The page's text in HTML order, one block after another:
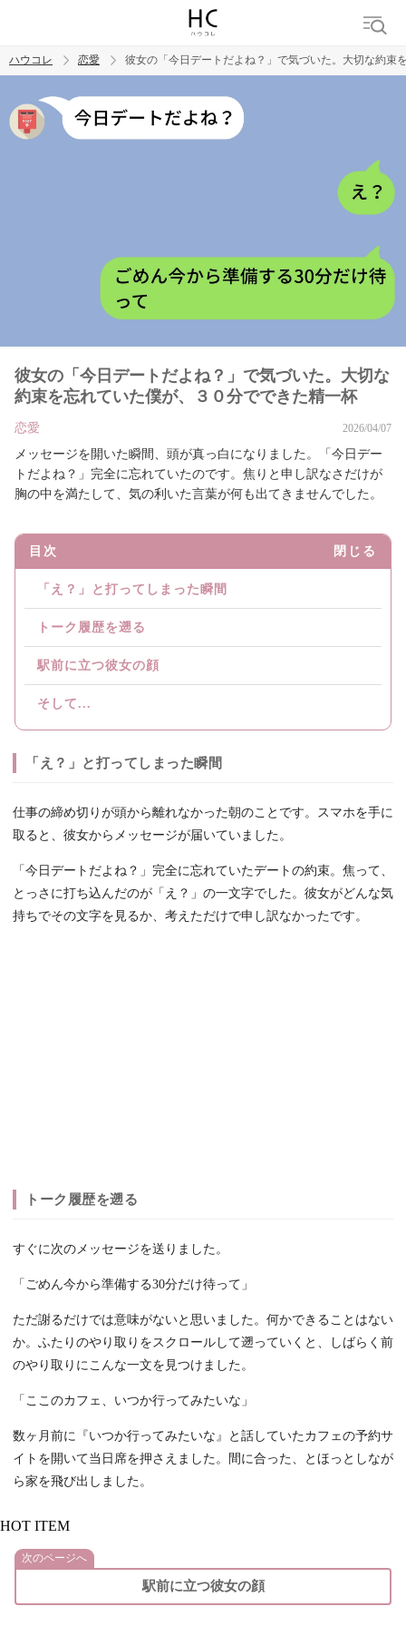
ハウコレ 恋愛 彼女の「今日デートだよね？」で気づいた。大切な約束
彼女の「今日デートだよね？」で気づいた。大切な
約束を忘れていた僕が、３０分でできた精一杯
恋愛 2026/04/07
メッセージを開いた瞬間、頭が真っ白になりました。「今日デー
トだよね？」完全に忘れていたのです。焦りと申し訳なさだけが
胸の中を満たして、気の利いた言葉が何も出てきませんでした。
目次 閉じる
「え？」と打ってしまった瞬間
トーク履歴を遡る
駅前に立つ彼女の顔
そして...
「え？」と打ってしまった瞬間
仕事の締め切りが頭から離れなかった朝のことです。スマホを手に
取ると、彼女からメッセージが届いていました。
「今日デートだよね？」完全に忘れていたデートの約束。焦って、
とっさに打ち込んだのが「え？」の一文字でした。彼女がどんな気
持ちでその文字を見るか、考えただけで申し訳なかったです。
トーク履歴を遡る
すぐに次のメッセージを送りました。
「ごめん今から準備する30分だけ待って」
ただ謝るだけでは意味がないと思いました。何かできることはない
か。ふたりのやり取りをスクロールして遡っていくと、しばらく前
のやり取りにこんな一文を見つけました。
「ここのカフェ、いつか行ってみたいな」
数ヶ月前に『いつか行ってみたいな』と話していたカフェの予約サ
イトを開いて当日席を押さえました。間に合った、とほっとしなが
ら家を飛び出しました。
HOT ITEM
次のページへ
駅前に立つ彼女の顔